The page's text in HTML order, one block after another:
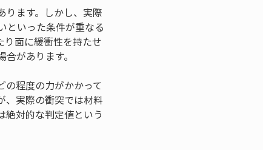
ります。しかし、実際
といった条件が重なる
り面に緩衝性を持たせ
があります。
の程度の力がかかって
、実際の衝突では材料
絶対的な判定値という